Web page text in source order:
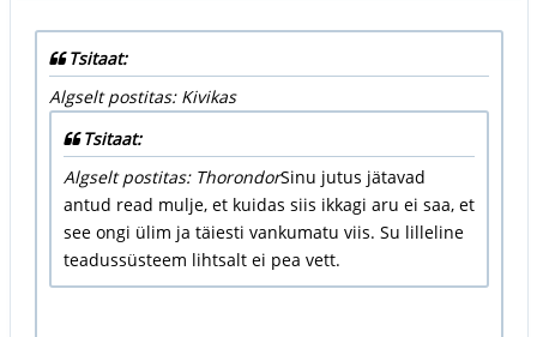
Tsitaat:
Algselt postitas: Kivikas
Tsitaat:
Algselt postitas: ThorondorSinu jutus jätavad
antud read mulje, et kuidas siis ikkagi aru ei saa, et
see ongi ülim ja täiesti vankumatu viis. Su lilleline
teadussüsteem lihtsalt ei pea vett.